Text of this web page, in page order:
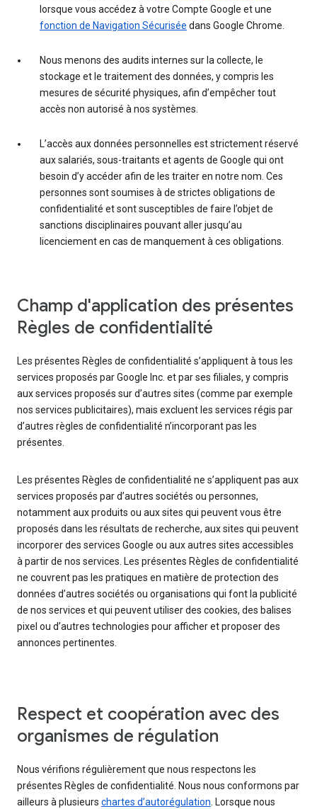
lorsque vous accédez à votre Compte Google et une
fonction de Navigation Sécurisée dans Google Chrome.
Nous menons des audits internes sur la collecte, le
stockage et le traitement des données, y compris les
mesures de sécurité physiques, afin d’empêcher tout
accès non autorisé à nos systèmes.
L’accès aux données personnelles est strictement réservé
aux salariés, sous-traitants et agents de Google qui ont
besoin d’y accéder afin de les traiter en notre nom. Ces
personnes sont soumises à de strictes obligations de
confidentialité et sont susceptibles de faire l’objet de
sanctions disciplinaires pouvant aller jusqu’au
licenciement en cas de manquement à ces obligations.
Champ d'application des présentes
Règles de confidentialité
Les présentes Règles de confidentialité s’appliquent à tous les
services proposés par Google Inc. et par ses filiales, y compris
aux services proposés sur d’autres sites (comme par exemple
nos services publicitaires), mais excluent les services régis par
d’autres règles de confidentialité n’incorporant pas les
présentes.
Les présentes Règles de confidentialité ne s’appliquent pas aux
services proposés par d’autres sociétés ou personnes,
notamment aux produits ou aux sites qui peuvent vous être
proposés dans les résultats de recherche, aux sites qui peuvent
incorporer des services Google ou aux autres sites accessibles
à partir de nos services. Les présentes Règles de confidentialité
ne couvrent pas les pratiques en matière de protection des
données d’autres sociétés ou organisations qui font la publicité
de nos services et qui peuvent utiliser des cookies, des balises
pixel ou d’autres technologies pour afficher et proposer des
annonces pertinentes.
Respect et coopération avec des
organismes de régulation
Nous vérifions régulièrement que nous respectons les
présentes Règles de confidentialité. Nous nous conformons par
ailleurs à plusieurs chartes d’autorégulation. Lorsque nous